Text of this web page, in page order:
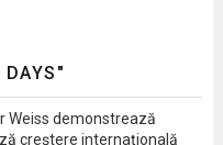
Weiss demonstrează
creștere internațională